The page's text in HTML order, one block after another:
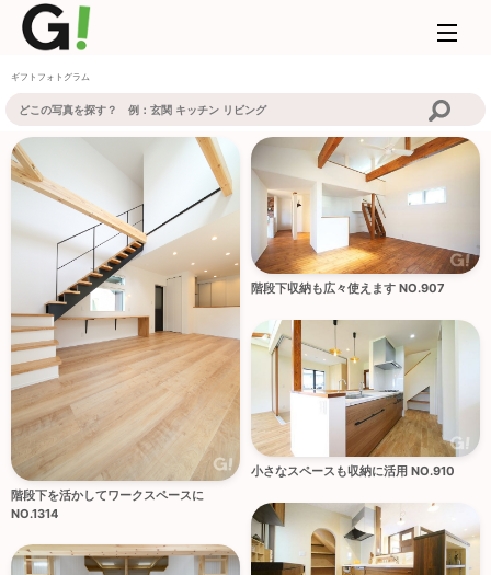
ギフトフォトグラム
階段下を活かしてワークスペースに
NO.1314
階段下収納も広々使えます NO.907
小さなスペースも収納に活用 NO.910